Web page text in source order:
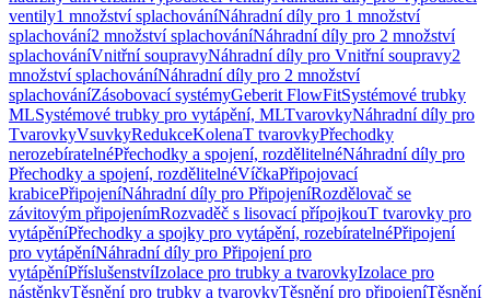
ventily1 množství splachováníNáhradní díly pro 1 množství
splachování2 množství splachováníNáhradní díly pro 2 množství
splachováníVnitřní soupravyNáhradní díly pro Vnitřní soupravy2
množství splachováníNáhradní díly pro 2 množství
splachováníZásobovací systémyGeberit FlowFitSystémové trubky
MLSystémové trubky pro vytápění, MLTvarovkyNáhradní díly pro
TvarovkyVsuvkyRedukceKolenaT tvarovkyPřechodky
nerozebíratelnéPřechodky a spojení, rozdělitelnéNáhradní díly pro
Přechodky a spojení, rozdělitelnéVíčkaPřipojovací
krabicePřipojeníNáhradní díly pro PřipojeníRozdělovač se
závitovým připojenímRozvaděč s lisovací přípojkouT tvarovky pro
vytápěníPřechodky a spojky pro vytápění, rozebíratelnéPřipojení
pro vytápěníNáhradní díly pro Připojení pro
vytápěníPříslušenstvíIzolace pro trubky a tvarovkyIzolace pro
nástěnkyTěsnění pro trubky a tvarovkyTěsnění pro připojeníTěsnění